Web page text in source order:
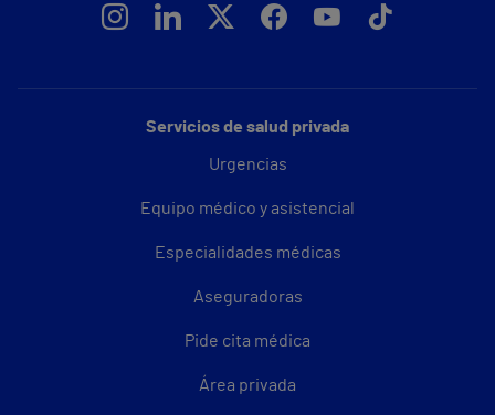
Servicios de salud privada
Urgencias
Equipo médico y asistencial
Especialidades médicas
Aseguradoras
Pide cita médica
Área privada